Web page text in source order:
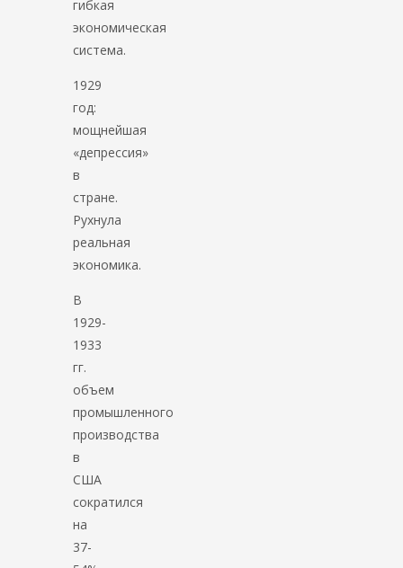
гибкая
экономическая
система.
1929
год:
мощнейшая
«депрессия»
в
стране.
Рухнула
реальная
экономика.
В
1929-
1933
гг.
объем
промышленного
производства
в
США
сократился
на
37-